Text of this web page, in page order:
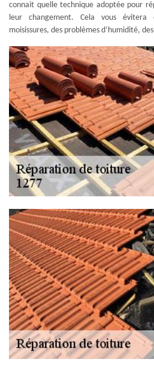
connait quelle technique adoptée pour
leur changement. Cela vous évitera
moisissures, des problèmes d’humidité,